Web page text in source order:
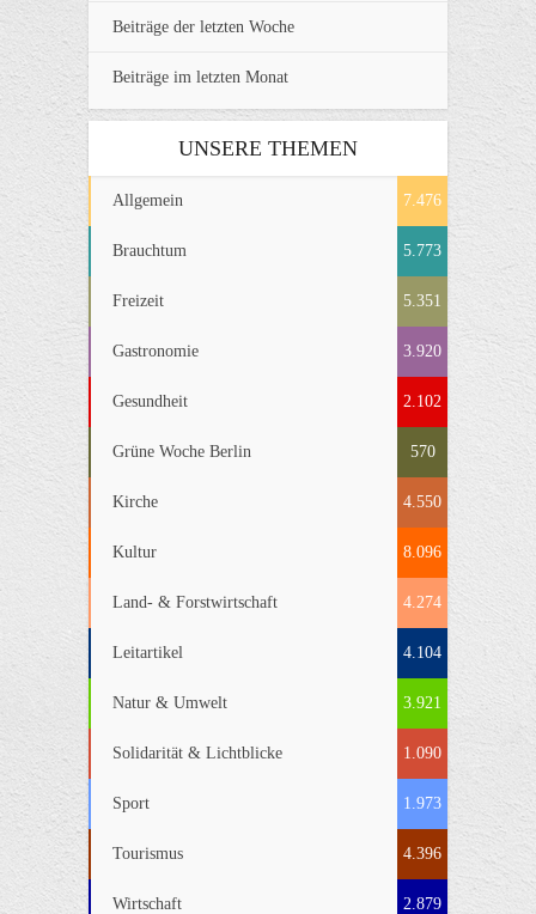
Beiträge der letzten Woche
Beiträge im letzten Monat
UNSERE THEMEN
Allgemein 7.476
Brauchtum 5.773
Freizeit 5.351
Gastronomie 3.920
Gesundheit 2.102
Grüne Woche Berlin 570
Kirche 4.550
Kultur 8.096
Land- & Forstwirtschaft 4.274
Leitartikel 4.104
Natur & Umwelt 3.921
Solidarität & Lichtblicke 1.090
Sport 1.973
Tourismus 4.396
Wirtschaft 2.879